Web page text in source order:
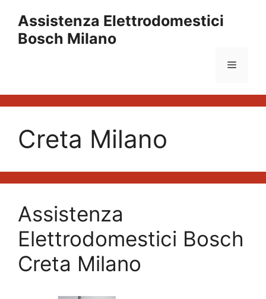
contenuto
Assistenza Elettrodomestici
Bosch Milano
Menu
Creta Milano
Assistenza
Elettrodomestici Bosch
Creta Milano